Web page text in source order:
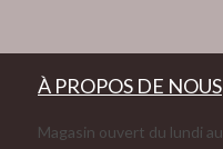
À PROPOS DE NOUS
Magasin ouvert du lundi au